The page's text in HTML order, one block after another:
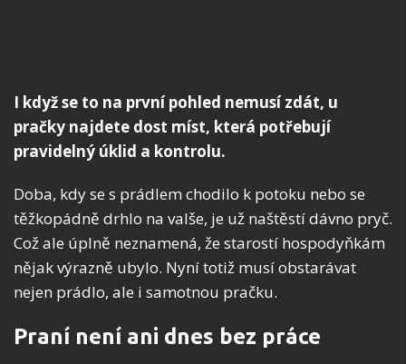
I když se to na první pohled nemusí zdát, u
pračky najdete dost míst, která potřebují
pravidelný úklid a kontrolu.
Doba, kdy se s prádlem chodilo k potoku nebo se
těžkopádně drhlo na valše, je už naštěstí dávno pryč.
Což ale úplně neznamená, že starostí hospodyňkám
nějak výrazně ubylo. Nyní totiž musí obstarávat
nejen prádlo, ale i samotnou pračku.
Praní není ani dnes bez práce